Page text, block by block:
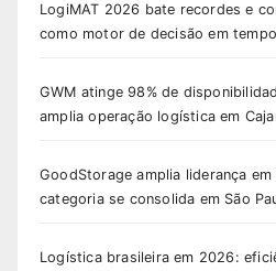
LogiMAT 2026 bate recordes e
como motor de decisão em
GWM atinge 98% de
amplia operação logística em
GoodStorage amplia liderança
categoria se consolida em São
Logística brasileira em 2026: